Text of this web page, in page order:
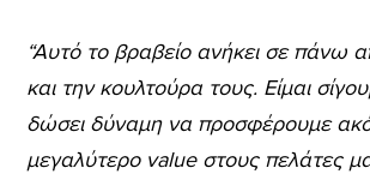
“Αυτό το βραβείο ανήκει σε πάνω
και την κουλτούρα τους. Είμαι
δώσει δύναμη να προσφέρουμε
μεγαλύτερο value στους πελάτες